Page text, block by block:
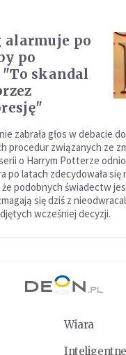
alarmuje po
po
skandal
zabrała głos w debacie
procedur związanych ze
o Harrym Potterze
po latach zdecydowała się
podobnych świadectw
się dziś z
wcześniej decyzji.
Wiara